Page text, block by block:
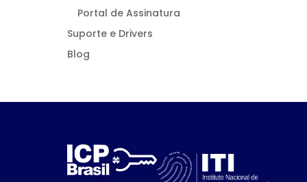
Portal de Assinatura
Suporte e Drivers
Blog